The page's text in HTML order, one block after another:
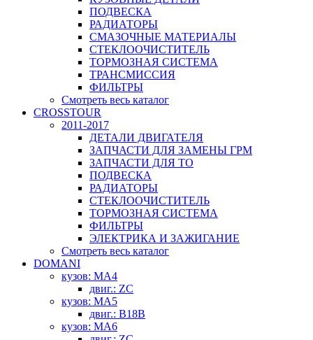
ПОДВЕСКА
РАДИАТОРЫ
СМАЗОЧНЫЕ МАТЕРИАЛЫ
СТЕКЛООЧИСТИТЕЛЬ
ТОРМОЗНАЯ СИСТЕМА
ТРАНСМИССИЯ
ФИЛЬТРЫ
Смотреть весь каталог
CROSSTOUR
2011-2017
ДЕТАЛИ ДВИГАТЕЛЯ
ЗАПЧАСТИ ДЛЯ ЗАМЕНЫ ГРМ
ЗАПЧАСТИ ДЛЯ ТО
ПОДВЕСКА
РАДИАТОРЫ
СТЕКЛООЧИСТИТЕЛЬ
ТОРМОЗНАЯ СИСТЕМА
ФИЛЬТРЫ
ЭЛЕКТРИКА И ЗАЖИГАНИЕ
Смотреть весь каталог
DOMANI
кузов: MA4
двиг.: ZC
кузов: MA5
двиг.: B18B
кузов: MA6